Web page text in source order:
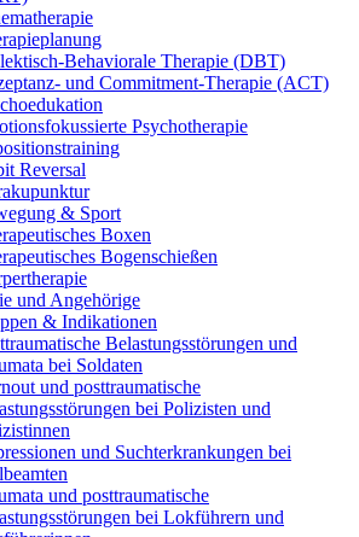
Behaviorale Therapie (DBT)
und Commitment-Therapie (ACT)
Psychotherapie
Reversal
& Sport
Boxen
Bogenschießen
und Angehörige
& Indikationen
Belastungsstörungen und
bei Soldaten
und posttraumatische
bei Polizisten und
und Suchterkrankungen bei
und posttraumatische
bei Lokführern und